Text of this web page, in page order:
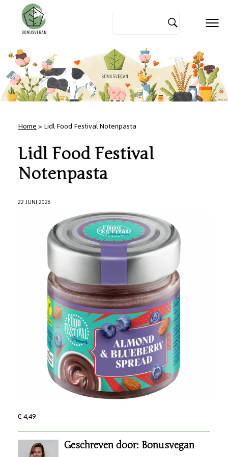
Home> Lidl Food Festival Notenpasta
Lidl Food Festival
Notenpasta
22 JUNI 2026
€ 4,49
Geschreven door: Bonusvegan